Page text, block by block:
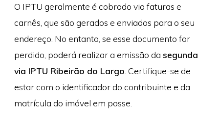
O IPTU geralmente é cobrado via faturas e
carnês, que são gerados e enviados para o seu
endereço. No entanto, se esse documento for
perdido, poderá realizar a emissão da segunda
via IPTU Ribeirão do Largo . Certifique-se de
estar com o identificador do contribuinte e da
matrícula do imóvel em posse.